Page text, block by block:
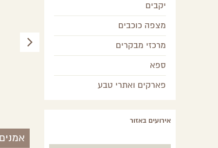
אמנים
יקבים
מצפה כוכבים
מרכזי מבקרים
ספא
פארקים ואתרי טבע
אירועים באזור